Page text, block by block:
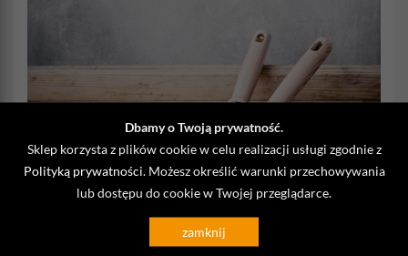
Dbamy o Twoją prywatność.
Sklep korzysta z plików cookie w celu realizacji usługi zgodnie z
Polityką prywatności . Możesz określić warunki przechowywania
lub dostępu do cookie w Twojej przeglądarce.
zamknij